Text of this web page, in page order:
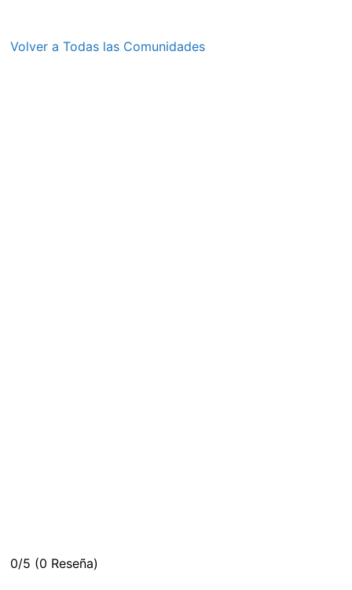
Volver a Todas las Comunidades
0/5 (0 Reseña)